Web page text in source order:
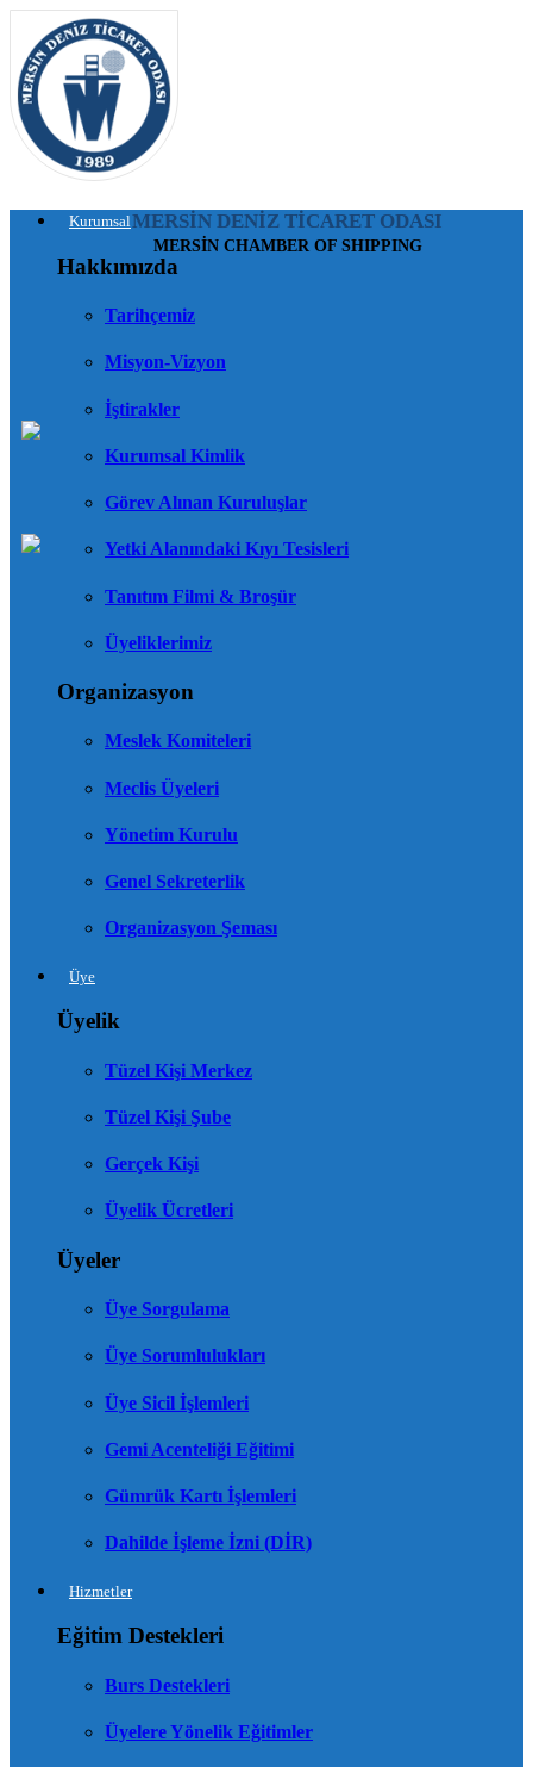
MERSİN DENİZ TİCARET ODASI
MERSİN CHAMBER OF SHIPPING
Kurumsal
Hakkımızda
Tarihçemiz
Misyon-Vizyon
İştirakler
Kurumsal Kimlik
Görev Alınan Kuruluşlar
Yetki Alanındaki Kıyı Tesisleri
Tanıtım Filmi & Broşür
Üyeliklerimiz
Organizasyon
Meslek Komiteleri
Meclis Üyeleri
Yönetim Kurulu
Genel Sekreterlik
Organizasyon Şeması
Üye
Üyelik
Tüzel Kişi Merkez
Tüzel Kişi Şube
Gerçek Kişi
Üyelik Ücretleri
Üyeler
Üye Sorgulama
Üye Sorumlulukları
Üye Sicil İşlemleri
Gemi Acenteliği Eğitimi
Gümrük Kartı İşlemleri
Dahilde İşleme İzni (DİR)
Hizmetler
Eğitim Destekleri
Burs Destekleri
Üyelere Yönelik Eğitimler